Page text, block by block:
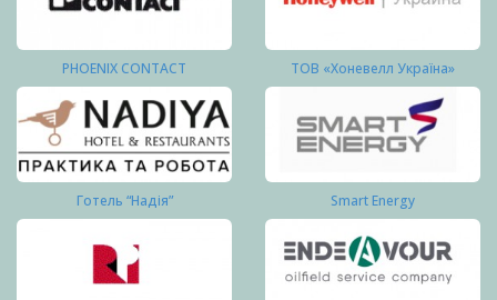
PHOENIX CONTACT ТОВ «Хоневелл Україна»
Готель “Надія” Smart Energy